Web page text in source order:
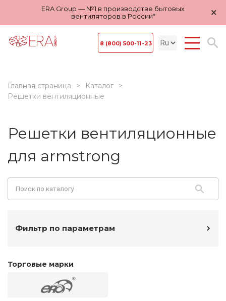
ERA Group — №1 в производстве бытовых
вентиляторов в России*
×
8 (800) 500-11-23
Главная страница
Каталог
Решетки вентиляционные
Решетки вентиляционные
для armstrong
Фильтр по параметрам
Торговые марки